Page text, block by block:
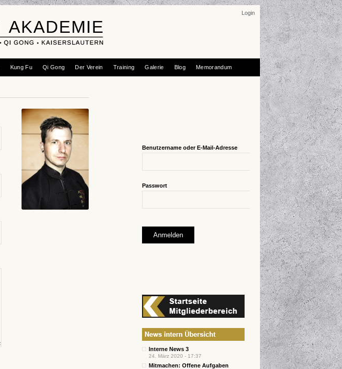
Login
Kung Fu Qi Gong Der Verein Training Galerie Blog Memorandum
Benutzername oder E-Mail-Adresse
Passwort
Interne News 3
24. März 2020 - 17:37
Mitmachen: Offene Aufgaben